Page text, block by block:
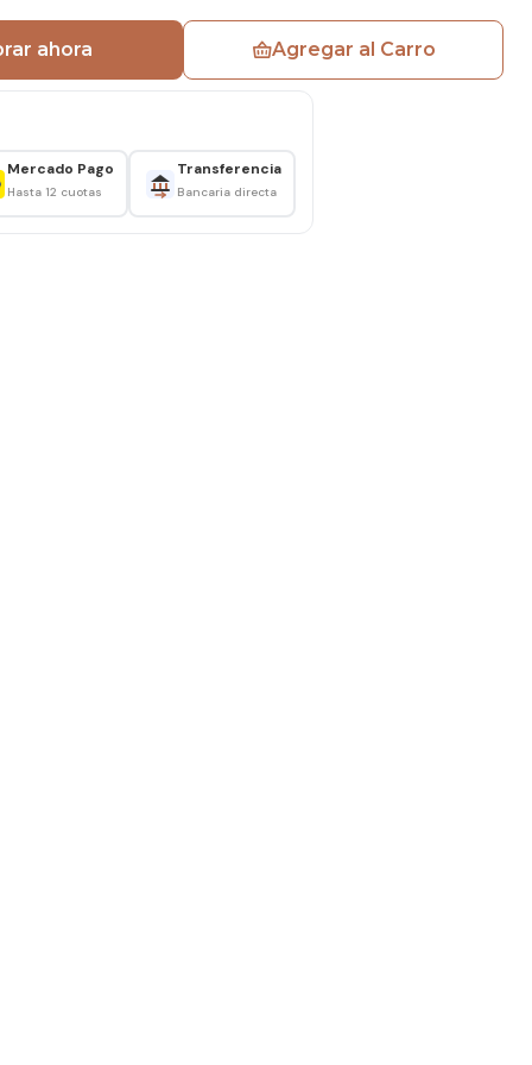
Agregar al Carro
ahora
Mercado Pago
Hasta 12 cuotas
Transferencia
Bancaria directa